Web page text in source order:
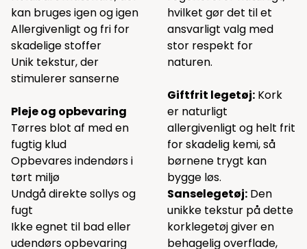
kan bruges igen og igen
Allergivenligt og fri for
skadelige stoffer
Unik tekstur, der
stimulerer sanserne
Pleje og opbevaring
Tørres blot af med en
fugtig klud
Opbevares indendørs i
tørt miljø
Undgå direkte sollys og
fugt
Ikke egnet til bad eller
udendørs opbevaring
hvilket gør det til et
ansvarligt valg med
stor respekt for
naturen.
Giftfrit legetøj: Kork
er naturligt
allergivenligt og helt frit
for skadelig kemi, så
børnene trygt kan
bygge løs.
Sanselegetøj: Den
unikke tekstur på dette
korklegetøj giver en
behagelig overflade,